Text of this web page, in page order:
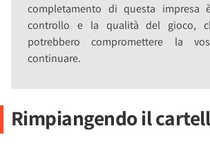
completamento di questa impresa
controllo e la qualità del gioco,
potrebbero compromettere la
continuare.
Rimpiangendo il